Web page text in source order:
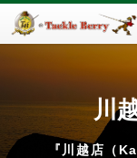
川
『川越店（